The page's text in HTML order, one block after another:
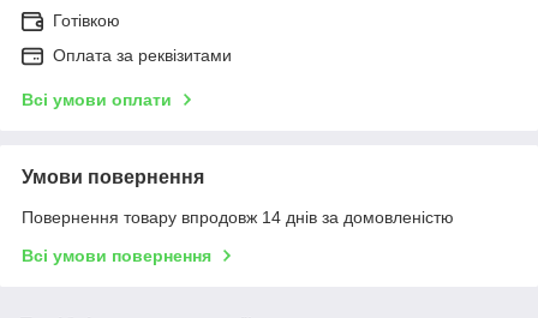
Готівкою
Оплата за реквізитами
Всі умови оплати
Умови повернення
Повернення товару впродовж 14 днів за домовленістю
Всі умови повернення